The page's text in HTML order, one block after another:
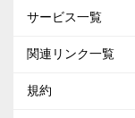
サービス一覧
関連リンク一覧
規約